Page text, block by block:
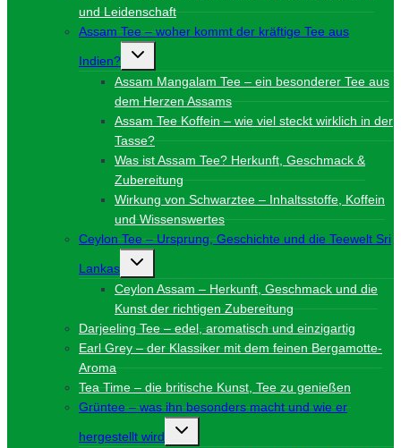
und Leidenschaft
Assam Tee – woher kommt der kräftige Tee aus
Indien?
Untermenü
umschalten
Assam Mangalam Tee – ein besonderer Tee aus
dem Herzen Assams
Assam Tee Koffein – wie viel steckt wirklich in der
Tasse?
Was ist Assam Tee? Herkunft, Geschmack &
Zubereitung
Wirkung von Schwarztee – Inhaltsstoffe, Koffein
und Wissenswertes
Ceylon Tee – Ursprung, Geschichte und die Teewelt Sri
Lankas
Untermenü
umschalten
Ceylon Assam – Herkunft, Geschmack und die
Kunst der richtigen Zubereitung
Darjeeling Tee – edel, aromatisch und einzigartig
Earl Grey – der Klassiker mit dem feinen Bergamotte-
Aroma
Tea Time – die britische Kunst, Tee zu genießen
Grüntee – was ihn besonders macht und wie er
hergestellt wird
Untermenü
umschalten